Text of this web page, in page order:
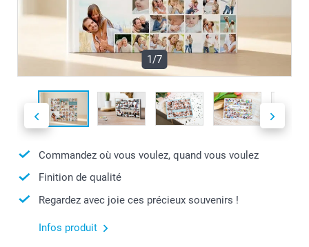
1/7
Commandez où vous voulez, quand vous voulez
Finition de qualité
Regardez avec joie ces précieux souvenirs !
Infos produit